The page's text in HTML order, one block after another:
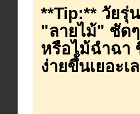
**Tip:** วัยรุ่
"ลายไม้" ชัด
หรือไม้ฉำฉา
ง่ายขึ้นเยอะเ